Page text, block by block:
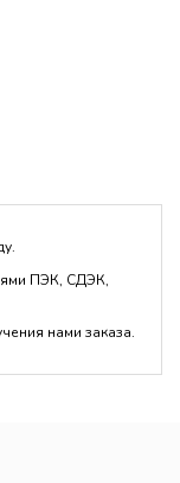
ПЭК, СДЭК,
нами заказа.